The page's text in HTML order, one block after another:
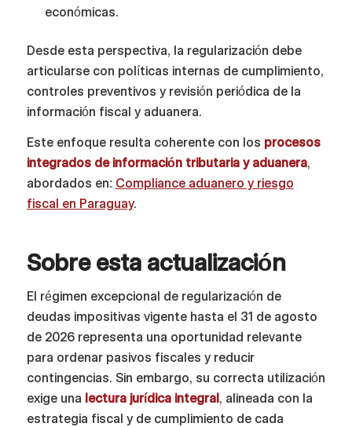
económicas.
Desde esta perspectiva, la regularización debe
articularse con políticas internas de cumplimiento,
controles preventivos y revisión periódica de la
información fiscal y aduanera.
Este enfoque resulta coherente con los procesos
integrados de información tributaria y aduanera,
abordados en: Compliance aduanero y riesgo
fiscal en Paraguay.
Sobre esta actualización
El régimen excepcional de regularización de
deudas impositivas vigente hasta el 31 de agosto
de 2026 representa una oportunidad relevante
para ordenar pasivos fiscales y reducir
contingencias. Sin embargo, su correcta utilización
exige una lectura jurídica integral, alineada con la
estrategia fiscal y de cumplimiento de cada